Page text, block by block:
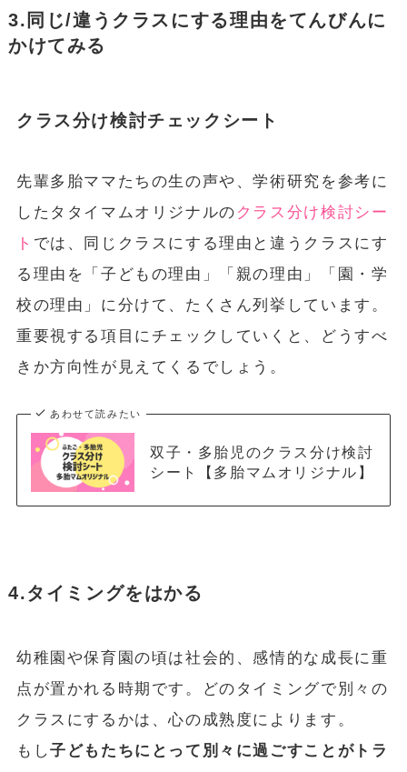
3.同じ/違うクラスにする理由をてんびんに
かけてみる
クラス分け検討チェックシート
先輩多胎ママたちの生の声や、学術研究を参考に
したタタイマムオリジナルの クラス分け検討シー
ト では、同じクラスにする理由と違うクラスにす
る理由を「子どもの理由」「親の理由」「園・学
校の理由」に分けて、たくさん列挙しています。
重要視する項目にチェックしていくと、どうすべ
きか方向性が見えてくるでしょう。
あわせて読みたい
双子・多胎児のクラス分け検討
シート【多胎マムオリジナル】
4.タイミングをはかる
幼稚園や保育園の頃は社会的、感情的な成長に重
点が置かれる時期です。どのタイミングで別々の
クラスにするかは、心の成熟度によります。
もし子どもたちにとって別々に過ごすことがトラ